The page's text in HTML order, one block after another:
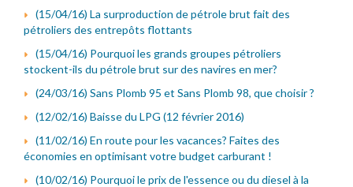
(15/04/16) La surproduction de pétrole brut fait des
pétroliers des entrepôts flottants
(15/04/16) Pourquoi les grands groupes pétroliers
stockent-ils du pétrole brut sur des navires en mer?
(24/03/16) Sans Plomb 95 et Sans Plomb 98, que choisir ?
(12/02/16) Baisse du LPG (12 février 2016)
(11/02/16) En route pour les vacances? Faites des
économies en optimisant votre budget carburant !
(10/02/16) Pourquoi le prix de l'essence ou du diesel à la